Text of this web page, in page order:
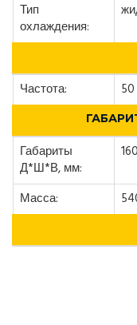
Тип
охлаждения:
Частота:
Габариты
Д*Ш*В, мм:
Масса: